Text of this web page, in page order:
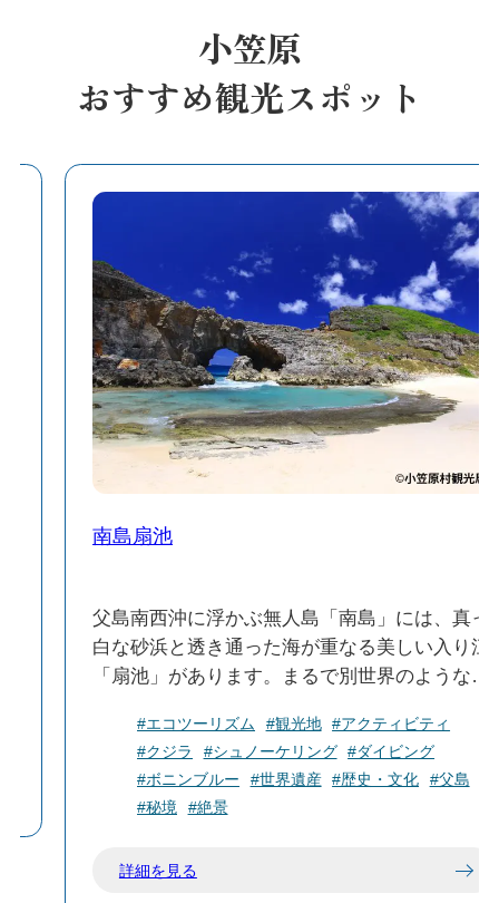
小笠原
おすすめ観光スポット
南島扇池
父島南西沖に浮かぶ無人島「南島」には、真っ
白な砂浜と透き通った海が重なる美しい入り江
「扇池」があります。まるで別世界のような絶
知られています。
波の浸食による石灰岩の天然トンネルや、およ
そ1000年前に絶滅した「ヒロベソカタマイマ
イ」の半化石などを見ることができます。
#エコツーリズム #観光地 #アクティビティ
#クジラ
#シュノーケリング #ダイビング
#ボニンブルー
#世界遺産 #歴史・文化
#父島
#秘境
#絶景
詳細を見る